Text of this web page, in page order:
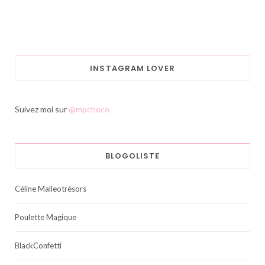
INSTAGRAM LOVER
Suivez moi sur @mpchoco
BLOGOLISTE
Céline Malleotrésors
Poulette Magique
BlackConfetti